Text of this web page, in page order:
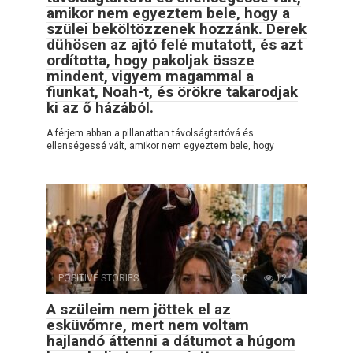
amikor nem egyeztem bele, hogy a
szülei beköltözzenek hozzánk. Derek
dühösen az ajtó felé mutatott, és azt
ordította, hogy pakoljak össze
mindent, vigyem magammal a
fiunkat, Noah-t, és örökre takarodjak
ki az ő házából.
A férjem abban a pillanatban távolságtartóvá és
ellenségessé vált, amikor nem egyeztem bele, hogy
POSITIVE STORIES 0 12
A szüleim nem jöttek el az
esküvőmre, mert nem voltam
hajlandó áttenni a dátumot a húgom